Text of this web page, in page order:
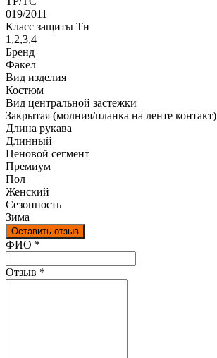
019/2011
Класс защиты Тн
1,2,3,4
Бренд
Факел
Вид изделия
Костюм
Вид центральной застежки
Закрытая (молния/планка на ленте контакт)
Длина рукава
Длинный
Ценовой сегмент
Премиум
Пол
Женский
Сезонность
Зима
Оставить отзыв
Ваш отзыв был отправлен!
ФИО *
Отзыв *